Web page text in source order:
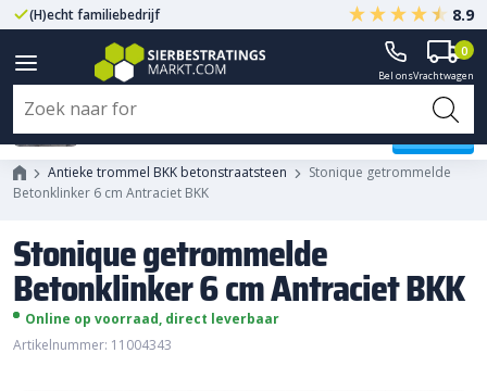
(H)echt familiebedrijf Gegarandeerd A-kwaliteit
8.9
Bel onsVrachtwagen
0
Antieke trommel BKK betonstraatsteen
Stonique getrommelde
Betonklinker 6 cm Antraciet BKK
Stonique getrommelde
Betonklinker 6 cm Antraciet BKK
Online op voorraad, direct leverbaar
Artikelnummer: 11004343
Stonique getrommelde
Betonklinker 6 cm Antraciet BKK